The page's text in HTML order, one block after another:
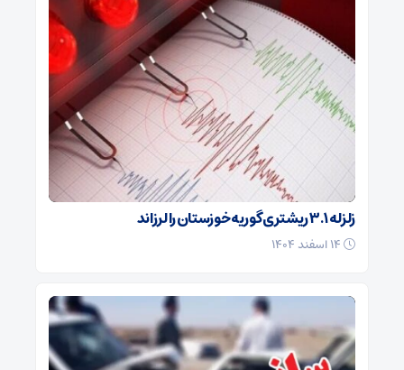
زلزله ۳.۱ ریشتری گوریه خوزستان را لرزاند